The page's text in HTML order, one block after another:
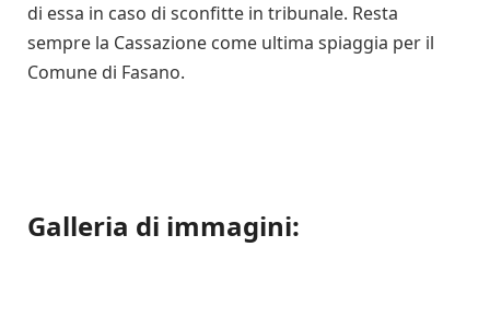
di essa in caso di sconfitte in tribunale. Resta
sempre la Cassazione come ultima spiaggia per il
Comune di Fasano.
Galleria di immagini: